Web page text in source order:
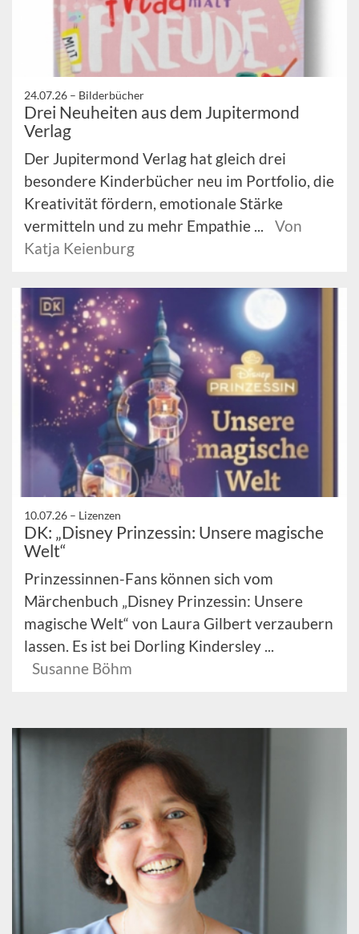
24.07.26 – Bilderbücher
Drei Neuheiten aus dem Jupitermond
Verlag
Der Jupitermond Verlag hat gleich drei
besondere Kinderbücher neu im Portfolio, die
Kreativität fördern, emotionale Stärke
vermitteln und zu mehr Empathie ...
Von
Katja Keienburg
10.07.26 – Lizenzen
DK: „Disney Prinzessin: Unsere magische
Welt“
Prinzessinnen-Fans können sich vom
Märchenbuch „Disney Prinzessin: Unsere
magische Welt“ von Laura Gilbert verzaubern
lassen. Es ist bei Dorling Kindersley ...
Susanne Böhm